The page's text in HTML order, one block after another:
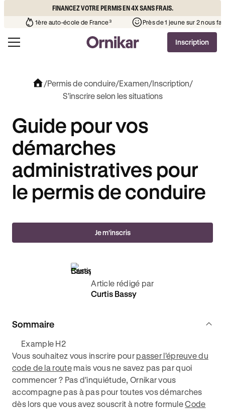
FINANCEZ VOTRE PERMIS EN 4X SANS FRAIS.
l’auto-école de votre quartier¹ 1ère auto-école de France³
Inscription
/Permis de conduire/Examen/Inscription/
S'inscrire selon les situations
Guide pour vos
démarches
administratives pour
le permis de conduire
Je m'inscris
Article rédigé par
Curtis Bassy
Sommaire
Example H2
Vous souhaitez vous inscrire pour passer l'épreuve du
code de la routemais vous ne savez pas par quoi
commencer ? Pas d'inquiétude, Ornikar vous
accompagne pas à pas pour toutes vos démarches
dès lors que vous avez souscrit à notre formuleCode